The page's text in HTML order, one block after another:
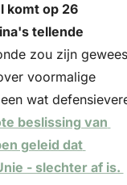
komt op 26
tellende
zou zijn
voormalige
wat
beslissing van
geleid dat
- slechter af is.